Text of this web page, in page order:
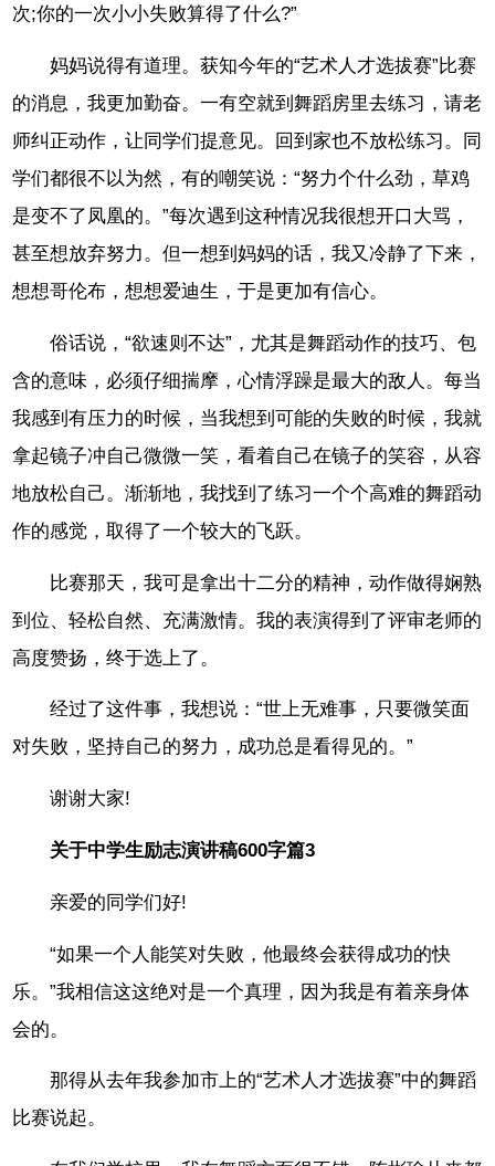
次;你的一次小小失败算得了什么?”
妈妈说得有道理。获知今年的“艺术人才选拔赛”比赛
的消息，我更加勤奋。一有空就到舞蹈房里去练习，请老
师纠正动作，让同学们提意见。回到家也不放松练习。同
学们都很不以为然，有的嘲笑说：“努力个什么劲，草鸡
是变不了凤凰的。”每次遇到这种情况我很想开口大骂，
甚至想放弃努力。但一想到妈妈的话，我又冷静了下来，
想想哥伦布，想想爱迪生，于是更加有信心。
俗话说，“欲速则不达”，尤其是舞蹈动作的技巧、包
含的意味，必须仔细揣摩，心情浮躁是最大的敌人。每当
我感到有压力的时候，当我想到可能的失败的时候，我就
拿起镜子冲自己微微一笑，看着自己在镜子的笑容，从容
地放松自己。渐渐地，我找到了练习一个个高难的舞蹈动
作的感觉，取得了一个较大的飞跃。
比赛那天，我可是拿出十二分的精神，动作做得娴熟
到位、轻松自然、充满激情。我的表演得到了评审老师的
高度赞扬，终于选上了。
经过了这件事，我想说：“世上无难事，只要微笑面
对失败，坚持自己的努力，成功总是看得见的。”
谢谢大家!
关于中学生励志演讲稿600字篇3
亲爱的同学们好!
“如果一个人能笑对失败，他最终会获得成功的快
乐。”我相信这这绝对是一个真理，因为我是有着亲身体
会的。
那得从去年我参加市上的“艺术人才选拔赛”中的舞蹈
比赛说起。